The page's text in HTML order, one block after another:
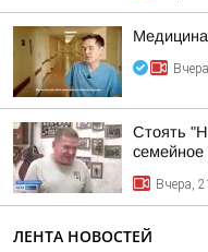
Стоять
семейное
Вчера,
ЛЕНТА НОВОСТЕЙ